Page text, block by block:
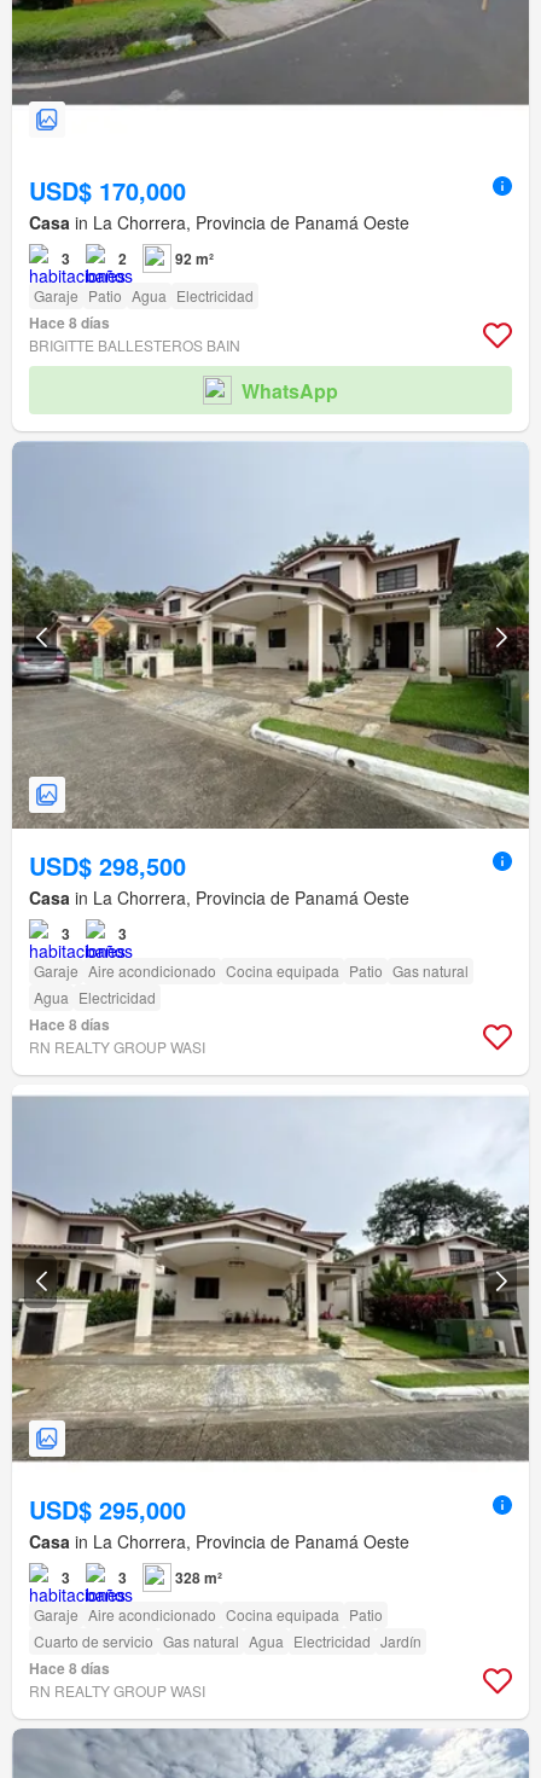
USD$ 170,000
Casa in La Chorrera, Provincia de Panamá Oeste
3 2 92 m²
Garaje Patio Agua Electricidad
Hace 8 días
BRIGITTE BALLESTEROS BAIN
WhatsApp
USD$ 298,500
Casa in La Chorrera, Provincia de Panamá Oeste
3 3
Garaje Aire acondicionado Cocina equipada Patio Gas natural
Agua Electricidad
Hace 8 días
RN REALTY GROUP WASI
USD$ 295,000
Casa in La Chorrera, Provincia de Panamá Oeste
3 3 328 m²
Garaje Aire acondicionado Cocina equipada Patio
Cuarto de servicio Gas natural Agua Electricidad Jardín
Hace 8 días
RN REALTY GROUP WASI